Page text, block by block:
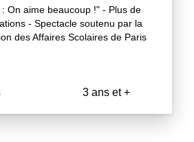
On aime beaucoup !" - Plus de
- Spectacle soutenu par la
des Affaires Scolaires de Paris
3 ans et +